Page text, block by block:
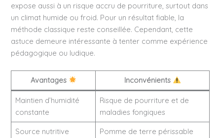
expose aussi à un risque accru de pourriture, surtout dans
un climat humide ou froid. Pour un résultat fiable, la
méthode classique reste conseillée. Cependant, cette
astuce demeure intéressante à tenter comme expérience
pédagogique ou ludique.
Avantages Inconvénients
Maintien d’humidité
constante
Risque de pourriture et de
maladies fongiques
Source nutritive
Pomme de terre périssable